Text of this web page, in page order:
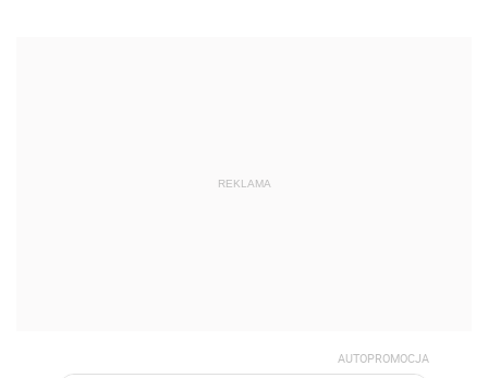
REKLAMA
AUTOPROMOCJA